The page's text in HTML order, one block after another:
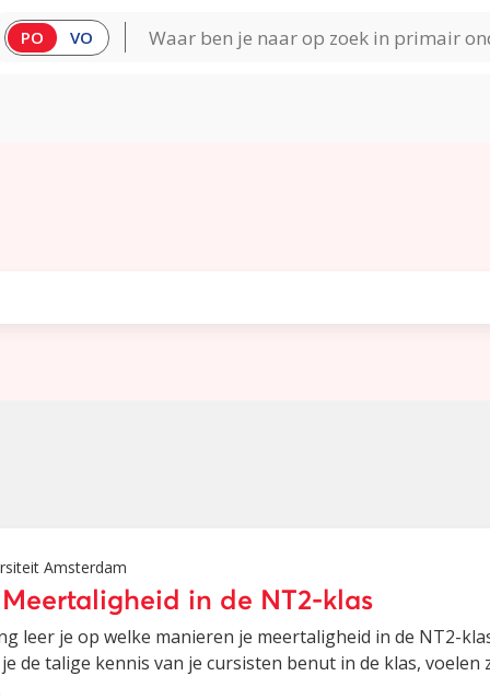
PO VO
Amsterdam
in de NT2-klas
leer je op welke manieren je meertaligheid in de NT2-
de talige kennis van je cursisten benut in de klas, voelen